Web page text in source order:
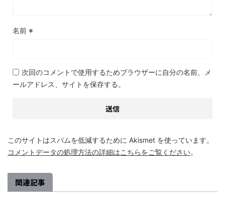
名前 ※
次回のコメントで使用するためブラウザーに自分の名前、メ
ールアドレス、サイトを保存する。
このサイトはスパムを低減するために Akismet を使っています。
コメントデータの処理方法の詳細はこちらをご覧ください。
関連記事